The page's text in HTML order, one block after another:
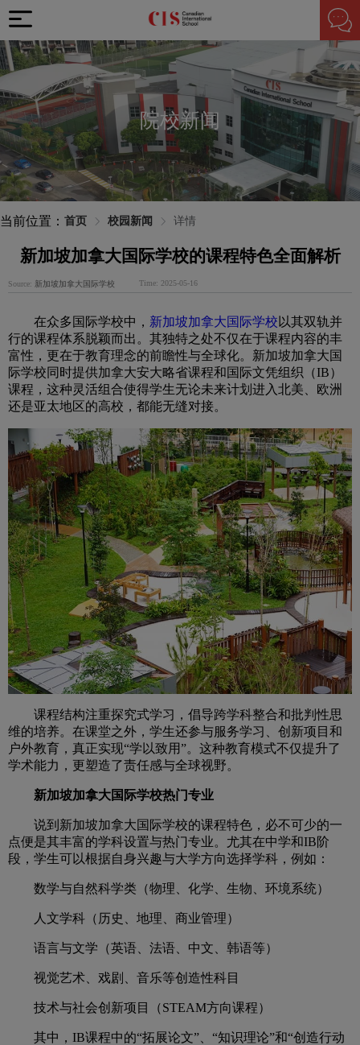
院校新闻
当前位置： 首页 校园新闻 详情
新加坡加拿大国际学校的课程特色全面解析
Source: 新加坡加拿大国际学校 Time: 2025-05-16
在众多国际学校中， 新加坡加拿大国际学校 以其双轨并
行的课程体系脱颖而出。其独特之处不仅在于课程内容的丰
富性，更在于教育理念的前瞻性与全球化。新加坡加拿大国
际学校同时提供加拿大安大略省课程和国际文凭组织（IB）
课程，这种灵活组合使得学生无论未来计划进入北美、欧洲
还是亚太地区的高校，都能无缝对接。
课程结构注重探究式学习，倡导跨学科整合和批判性思
维的培养。在课堂之外，学生还参与服务学习、创新项目和
户外教育，真正实现“学以致用”。这种教育模式不仅提升了
学术能力，更塑造了责任感与全球视野。
新加坡加拿大国际学校热门专业
说到新加坡加拿大国际学校的课程特色，必不可少的一
点便是其丰富的学科设置与热门专业。尤其在中学和IB阶
段，学生可以根据自身兴趣与大学方向选择学科，例如：
数学与自然科学类（物理、化学、生物、环境系统）
人文学科（历史、地理、商业管理）
语言与文学（英语、法语、中文、韩语等）
视觉艺术、戏剧、音乐等创造性科目
技术与社会创新项目（STEAM方向课程）
其中，IB课程中的“拓展论文”、“知识理论”和“创造行动